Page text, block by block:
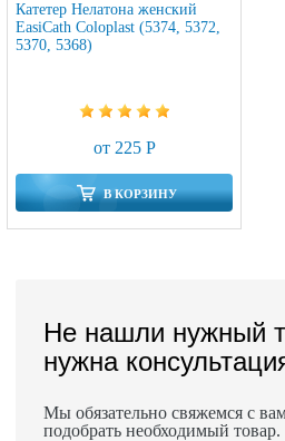
Катетер Нелатона женский
EasiCath Coloplast (5374, 5372,
5370, 5368)
от 225 Р
В КОРЗИНУ
Не нашли нужный
нужна
Мы обязательно свяжемся с
подобрать необходимый товар.